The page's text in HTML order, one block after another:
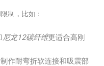
制，比如：
尼龙12碳纤维更适合高刚
作耐弯折软连接和吸震部